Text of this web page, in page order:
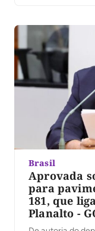
gratificada.
Brasil
Aprovada
para
181, que
Planalto -